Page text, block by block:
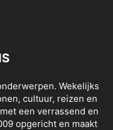
Wekelijks
cultuur, reizen en
een verrassend en
opgericht en maakt